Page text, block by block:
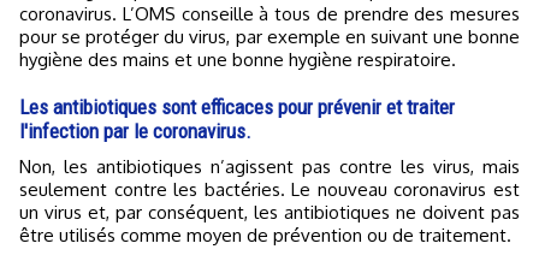
coronavirus. L’OMS conseille à tous de prendre des mesures
pour se protéger du virus, par exemple en suivant une bonne
hygiène des mains et une bonne hygiène respiratoire.
Les antibiotiques sont efficaces pour prévenir et traiter
l'infection par le coronavirus.
Non, les antibiotiques n’agissent pas contre les virus, mais
seulement contre les bactéries. Le nouveau coronavirus est
un virus et, par conséquent, les antibiotiques ne doivent pas
être utilisés comme moyen de prévention ou de traitement.